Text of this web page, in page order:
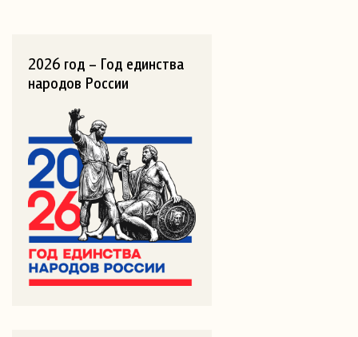
2026 год – Год единства
народов России